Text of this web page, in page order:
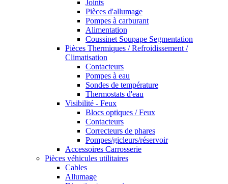
Joints
Pièces d'allumage
Pompes à carburant
Alimentation
Coussinet Soupape Segmentation
Pièces Thermiques / Refroidissement /
Climatisation
Contacteurs
Pompes à eau
Sondes de température
Thermostats d'eau
Visibilité - Feux
Blocs optiques / Feux
Contacteurs
Correcteurs de phares
Pompes/gicleurs/réservoir
Accessoires Carrosserie
Pièces véhicules utilitaires
Cables
Allumage